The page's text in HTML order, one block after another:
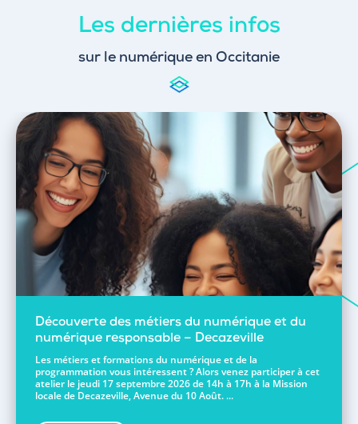
Les dernières infos
sur le numérique en Occitanie
Découverte des métiers du numérique et du
numérique responsable – Decazeville
Les métiers et formations du numérique et de la
programmation vous intéressent ? Alors venez participer à cet
atelier le jeudi 17 septembre 2026 de 14h à 17h à la Mission
locale de Decazeville, Avenue du 10 Août. ...